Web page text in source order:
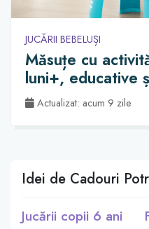
JUCĂRII BEBELUȘI
Măsuțe cu
luni+, educative
Actualizat: acum 9 zile
Idei de Cadouri
Jucării copii 6 ani